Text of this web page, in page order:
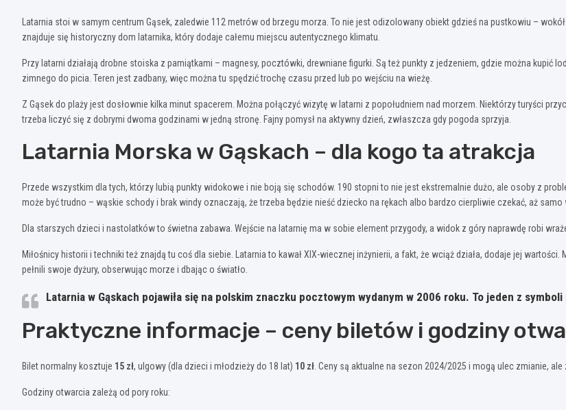
Latarnia stoi w samym centrum Gąsek, zaledwie 112 metrów od brzegu morza. To nie jest odizolowany obiekt gdzieś na pustkowiu –
znajduje się historyczny dom latarnika, który dodaje całemu miejscu autentycznego klimatu.
Przy latarni działają drobne stoiska z pamiątkami – magnesy, pocztówki, drewniane figurki. Są też punkty z jedzeniem, gdzie można
zimnego do picia. Teren jest zadbany, więc można tu spędzić trochę czasu przed lub po wejściu na wieżę.
Z Gąsek do plaży jest dosłownie kilka minut spacerem. Można połączyć wizytę w latarni z popołudniem nad morzem. Niektórzy turyści
trzeba liczyć się z dobrymi dwoma godzinami w jedną stronę. Fajny pomysł na aktywny dzień, zwłaszcza gdy pogoda sprzyja.
Latarnia Morska w Gąskach – dla kogo ta atrakcja
Przede wszystkim dla tych, którzy lubią punkty widokowe i nie boją się schodów. 190 stopni to nie jest ekstremalnie dużo, ale osoby z
może być trudno – wąskie schody i brak windy oznaczają, że trzeba będzie nieść dziecko na rękach albo bardzo cierpliwie czekać, aż samo
Dla starszych dzieci i nastolatków to świetna zabawa. Wejście na latarnię ma w sobie element przygody, a widok z góry naprawdę robi
Miłośnicy historii i techniki też znajdą tu coś dla siebie. Latarnia to kawał XIX-wiecznej inżynierii, a fakt, że wciąż działa, dodaje jej
pełnili swoje dyżury, obserwując morze i dbając o światło.
Latarnia w Gąskach pojawiła się na polskim znaczku pocztowym wydanym w 2006 roku. To jeden z
Praktyczne informacje – ceny biletów i godziny
Bilet normalny kosztuje 15 zł, ulgowy (dla dzieci i młodzieży do 18 lat) 10 zł . Ceny są aktualne na sezon 2024/2025 i mogą ulec zmianie,
Godziny otwarcia zależą od pory roku: